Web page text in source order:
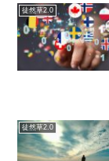
徒然草2.0
徒然草2.0